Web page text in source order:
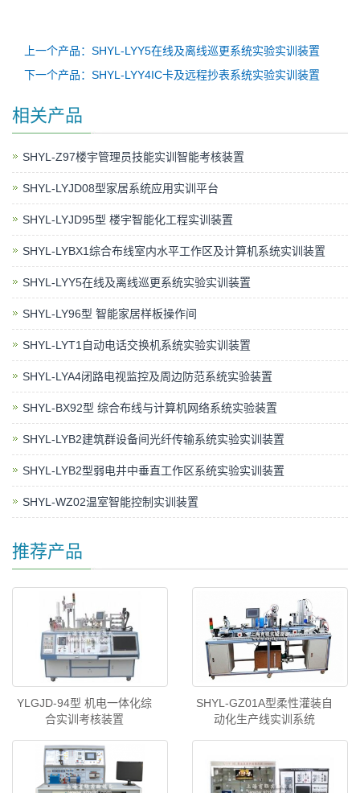
上一个产品：SHYL-LYY5在线及离线巡更系统实验实训装置
下一个产品：SHYL-LYY4IC卡及远程抄表系统实验实训装置
相关产品
SHYL-Z97楼宇管理员技能实训智能考核装置
SHYL-LYJD08型家居系统应用实训平台
SHYL-LYJD95型 楼宇智能化工程实训装置
SHYL-LYBX1综合布线室内水平工作区及计算机系统实训装置
SHYL-LYY5在线及离线巡更系统实验实训装置
SHYL-LY96型 ​智能家居样板操作间
​SHYL-LYT1自动电话交换机系统实验实训装置
SHYL-LYA4闭路电视监控及周边防范系统实验装置
SHYL-BX92型 综合布线与计算机网络系统实验装置
SHYL-LYB2建筑群设备间光纤传输系统实验实训装置
SHYL-LYB2型弱电井中垂直工作区系统实验实训装置
SHYL-WZ02温室智能控制实训装置
推荐产品
YLGJD-94型 机电一体化综
合实训考核装置
SHYL-GZ01A型柔性灌装自
动化生产线实训系统